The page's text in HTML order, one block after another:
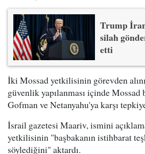
Trump
silah
etti
İki Mossad yetkilisinin görevden
güvenlik yapılanması içinde Mossad
Gofman ve Netanyahu'ya karşı
İsrail gazetesi Maariv, ismini
yetkilisinin "başbakanın istihbarat
söylediğini" aktardı.